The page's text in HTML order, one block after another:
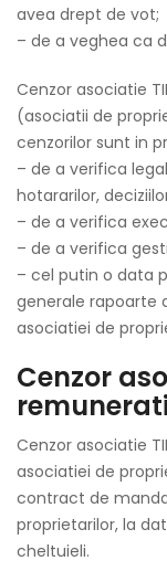
avea drept de vot;
– de a veghea ca
Cenzor asociatie
(asociatii de
cenzorilor sunt in
– de a verifica
hotararilor,
– de a verifica
– de a verifica
– cel putin o data
generale rapoarte
asociatiei de
Cenzor
Cenzor asociatie
asociatiei de
contract de
proprietarilor, la
cheltuieli.